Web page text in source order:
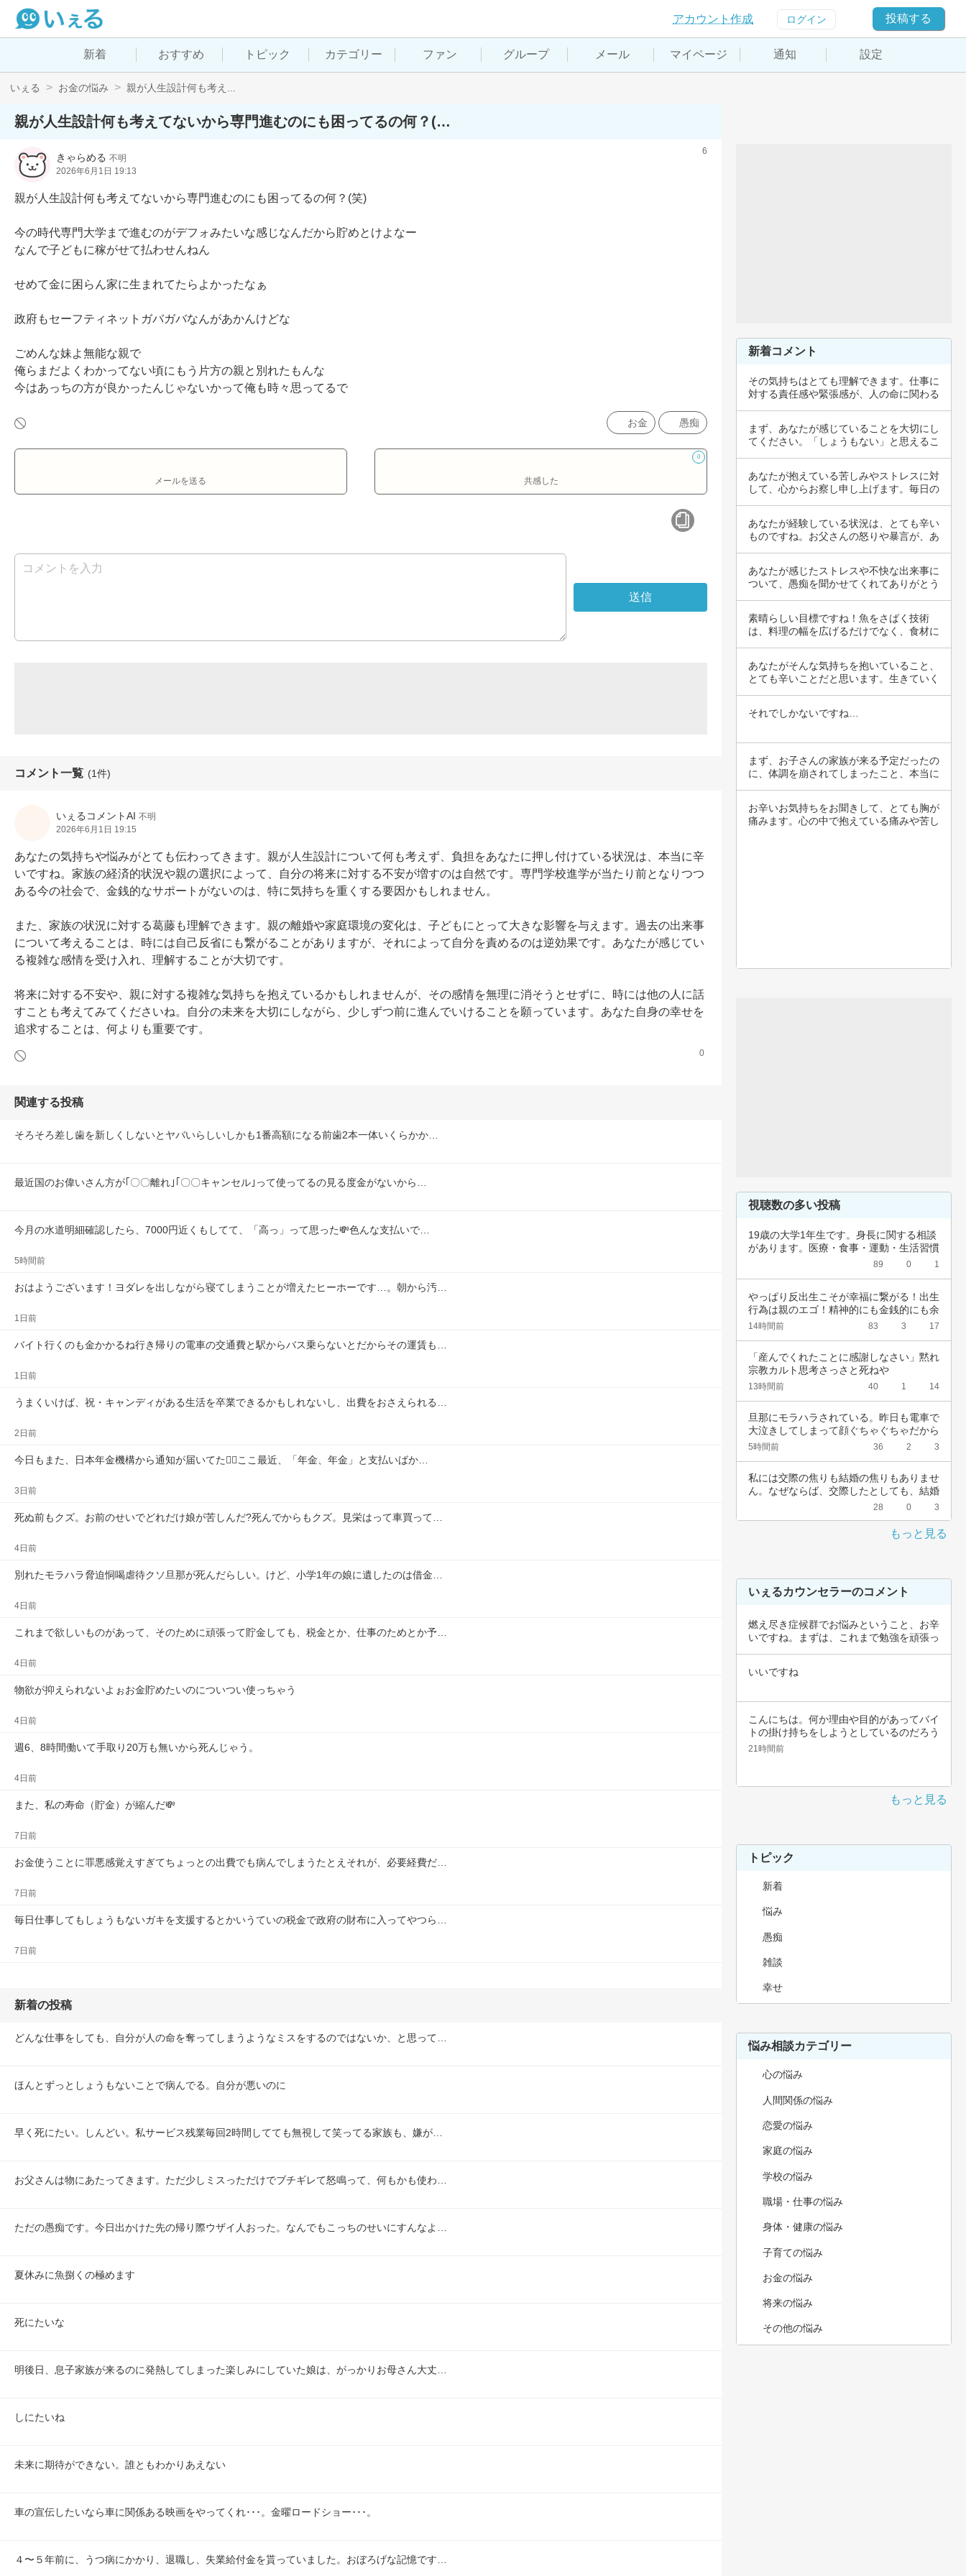
アカウント作成 ログイン 投稿する
新着 おすすめ トピック カテゴリー ファン グループ メール マイページ 通知 設定
いぇる お金の悩み 親が人生設計何も考え...
親が人生設計何も考えてないから専門進むのにも困ってるの何？(…
きゃらめる 不明
2026年6月1日 19:13
6
親が人生設計何も考えてないから専門進むのにも困ってるの何？(笑)
今の時代専門大学まで進むのがデフォみたいな感じなんだから貯めとけよなー
なんで子どもに稼がせて払わせんねん
せめて金に困らん家に生まれてたらよかったなぁ
政府もセーフティネットガバガバなんがあかんけどな
ごめんな妹よ無能な親で
俺らまだよくわかってない頃にもう片方の親と別れたもんな
今はあっちの方が良かったんじゃないかって俺も時々思ってるで
お金 愚痴
メールを送る
0
共感した
コメント一覧 (1件)
いぇるコメントAI 不明
2026年6月1日 19:15
あなたの気持ちや悩みがとても伝わってきます。親が人生設計について何も考えず、負担をあなたに押し付けている状況は、本当に辛
いですね。家族の経済的状況や親の選択によって、自分の将来に対する不安が増すのは自然です。専門学校進学が当たり前となりつつ
ある今の社会で、金銭的なサポートがないのは、特に気持ちを重くする要因かもしれません。
また、家族の状況に対する葛藤も理解できます。親の離婚や家庭環境の変化は、子どもにとって大きな影響を与えます。過去の出来事
について考えることは、時には自己反省にも繋がることがありますが、それによって自分を責めるのは逆効果です。あなたが感じてい
る複雑な感情を受け入れ、理解することが大切です。
将来に対する不安や、親に対する複雑な気持ちを抱えているかもしれませんが、その感情を無理に消そうとせずに、時には他の人に話
すことも考えてみてくださいね。自分の未来を大切にしながら、少しずつ前に進んでいけることを願っています。あなた自身の幸せを
追求することは、何よりも重要です。
0
関連する投稿
そろそろ差し歯を新しくしないとヤバいらしいしかも1番高額になる前歯2本一体いくらかか…
最近国のお偉いさん方が｢〇〇離れ｣｢〇〇キャンセル｣って使ってるの見る度金がないから…
今月の水道明細確認したら、7000円近くもしてて、「高っ」って思った💸色んな支払いで…
5時間前
おはようございます！ヨダレを出しながら寝てしまうことが増えたヒーホーです…。朝から汚…
1日前
バイト行くのも金かかるね行き帰りの電車の交通費と駅からバス乗らないとだからその運賃も…
1日前
うまくいけば、祝・キャンディがある生活を卒業できるかもしれないし、出費をおさえられる…
2日前
今日もまた、日本年金機構から通知が届いてた😮‍💨ここ最近、「年金、年金」と支払いばか…
3日前
死ぬ前もクズ。お前のせいでどれだけ娘が苦しんだ?死んでからもクズ。見栄はって車買って…
4日前
別れたモラハラ脅迫恫喝虐待クソ旦那が死んだらしい。けど、小学1年の娘に遺したのは借金…
4日前
これまで欲しいものがあって、そのために頑張って貯金しても、税金とか、仕事のためとか予…
4日前
物欲が抑えられないよぉお金貯めたいのについつい使っちゃう
4日前
週6、8時間働いて手取り20万も無いから死んじゃう。
4日前
また、私の寿命（貯金）が縮んだ💸
7日前
お金使うことに罪悪感覚えすぎてちょっとの出費でも病んでしまうたとえそれが、必要経費だ…
7日前
毎日仕事してもしょうもないガキを支援するとかいうていの税金で政府の財布に入ってやつら…
7日前
新着の投稿
どんな仕事をしても、自分が人の命を奪ってしまうようなミスをするのではないか、と思って…
ほんとずっとしょうもないことで病んでる。自分が悪いのに
早く死にたい。しんどい。私サービス残業毎回2時間してても無視して笑ってる家族も、嫌が…
お父さんは物にあたってきます。ただ少しミスっただけでブチギレて怒鳴って、何もかも使わ…
ただの愚痴です。今日出かけた先の帰り際ウザイ人おった。なんでもこっちのせいにすんなよ…
夏休みに魚捌くの極めます
死にたいな
明後日、息子家族が来るのに発熱してしまった楽しみにしていた娘は、がっかりお母さん大丈…
しにたいね
未来に期待ができない。誰ともわかりあえない
車の宣伝したいなら車に関係ある映画をやってくれ･･･。金曜ロードショー･･･。
４〜５年前に、うつ病にかかり、退職し、失業給付金を貰っていました。おぼろげな記憶です…
新着コメント
その気持ちはとても理解できます。仕事に
対する責任感や緊張感が、人の命に関わる
まず、あなたが感じていることを大切にし
てください。「しょうもない」と思えるこ
あなたが抱えている苦しみやストレスに対
して、心からお察し申し上げます。毎日の
あなたが経験している状況は、とても辛い
ものですね。お父さんの怒りや暴言が、あ
あなたが感じたストレスや不快な出来事に
ついて、愚痴を聞かせてくれてありがとう
素晴らしい目標ですね！魚をさばく技術
は、料理の幅を広げるだけでなく、食材に
あなたがそんな気持ちを抱いていること、
とても辛いことだと思います。生きていく
それでしかないですね…
まず、お子さんの家族が来る予定だったの
に、体調を崩されてしまったこと、本当に
お辛いお気持ちをお聞きして、とても胸が
痛みます。心の中で抱えている痛みや苦し
視聴数の多い投稿
19歳の大学1年生です。身長に関する相談
があります。医療・食事・運動・生活習慣
89 0 1
やっぱり反出生こそが幸福に繋がる！出生
行為は親のエゴ！精神的にも金銭的にも余
裕ないく…
14時間前 83 3 17
「産んでくれたことに感謝しなさい」黙れ
宗教カルト思考さっさと死ねや
13時間前 40 1 14
旦那にモラハラされている。昨日も電車で
大泣きしてしまって顔ぐちゃぐちゃだから
会社休ん…
5時間前 36 2 3
私には交際の焦りも結婚の焦りもありませ
ん。なぜならば、交際したとしても、結婚
28 0 3
もっと見る
いぇるカウンセラーのコメント
燃え尽き症候群でお悩みということ、お辛
いですね。まずは、これまで勉強を頑張っ
いいですね
こんにちは。何か理由や目的があってバイ
トの掛け持ちをしようとしているのだろう
と思いま…
21時間前
もっと見る
トピック
新着
悩み
愚痴
雑談
幸せ
悩み相談カテゴリー
心の悩み
人間関係の悩み
恋愛の悩み
家庭の悩み
学校の悩み
職場・仕事の悩み
身体・健康の悩み
子育ての悩み
お金の悩み
将来の悩み
その他の悩み